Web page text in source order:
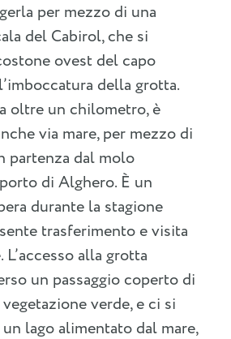
per mezzo di una
del Cabirol, che si
ovest del capo
della grotta.
oltre un chilometro, è
via mare, per mezzo di
partenza dal molo
di Alghero. È un
durante la stagione
trasferimento e visita
alla grotta
un passaggio coperto di
verde, e ci si
lago alimentato dal mare,